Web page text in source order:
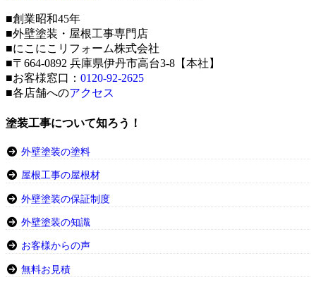
■創業昭和45年
■外壁塗装・屋根工事専門店
■にこにこリフォーム株式会社
■〒664-0892 兵庫県伊丹市高台3-8【本社】
■お客様窓口： 0120-92-2625
■各店舗へのアクセス
塗装工事について知ろう！
外壁塗装の塗料
屋根工事の屋根材
外壁塗装の保証制度
外壁塗装の知識
お客様からの声
無料お見積